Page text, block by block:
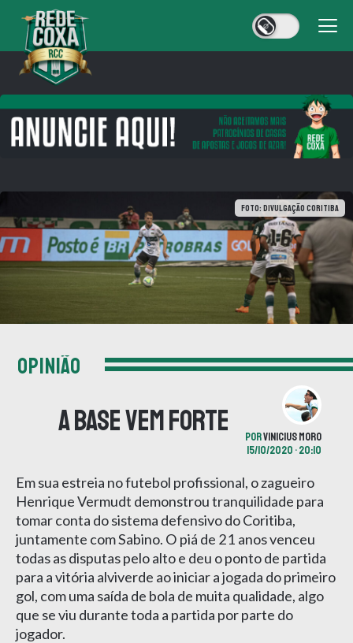
Foto: Divulgação Coritiba
OPINIÃO
A base vem forte PORVINICIUS MORO
15/10/2020 • 20:10
Em sua estreia no futebol profissional, o zagueiro
Henrique Vermudt demonstrou tranquilidade para
tomar conta do sistema defensivo do Coritiba,
juntamente com Sabino. O piá de 21 anos venceu
todas as disputas pelo alto e deu o ponto de partida
para a vitória alviverde ao iniciar a jogada do primeiro
gol, com uma saída de bola de muita qualidade, algo
que se viu durante toda a partida por parte do
jogador.